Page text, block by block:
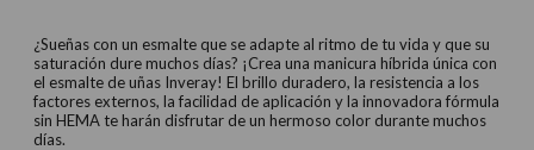
¿Sueñas con un esmalte que se adapte al ritmo de tu vida y que su
saturación dure muchos días? ¡Crea una manicura híbrida única con
el esmalte de uñas Inveray! El brillo duradero, la resistencia a los
factores externos, la facilidad de aplicación y la innovadora fórmula
sin HEMA te harán disfrutar de un hermoso color durante muchos
días.